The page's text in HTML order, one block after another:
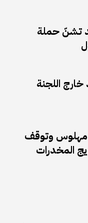
تشنّ حملة
اللجنة
8955 قرص مهلوس وتوقف
المخدرات